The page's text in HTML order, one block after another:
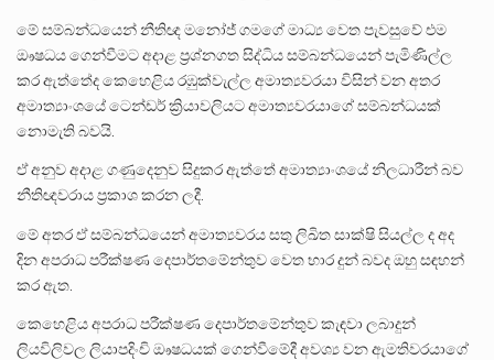
මේ සම්බන්ධයෙන් නීතිඥ මනෝජ් ගමගේ මාධ්‍ය වෙත පැවසුවේ එම
ඖෂධය ගෙන්වීමට අදාළ ප්‍රශ්නගත සිද්ධිය සම්බන්ධයෙන් පැමිණිල්ල
කර ඇත්තේද කෙහෙළිය රඹුක්වැල්ල අමාත්‍යවරයා විසින් වන අතර
අමාත්‍යාංශයේ ටෙන්ඩර් ක්‍රියාවලියට අමාත්‍යවරයාගේ සම්බන්ධයක්
නොමැති බවයි.
ඒ අනුව අදාළ ගණුදෙනුව සිදුකර ඇත්තේ අමාත්‍යාංශයේ නිලධාරීන් බව
නීතිඥවරාය ප්‍රකාශ කරන ලදී.
මේ අතර ඒ සම්බන්ධයෙන් අමාත්‍යවරය සතු ලිඛිත සාක්ෂි සියල්ල ද අද
දින අපරාධ පරීක්ෂණ දෙපාර්තමේන්තුව වෙත භාර දුන් බවද ඔහු සඳහන්
කර ඇත.
කෙහෙළිය අපරාධ පරීක්ෂණ දෙපාර්තමේන්තුව කැඳවා ලබාදුන්
ලියවිලිවල ලියාපදිංචි ඖෂධයක් ගෙන්වීමේදී අවශ්‍ය වන ඇමතිවරයාගේ